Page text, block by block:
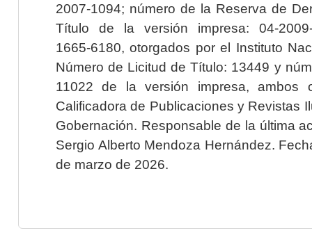
2007-1094; número de la Reserva de
Título de la versión impresa: 04-2009-
1665-6180, otorgados por el Instituto
Número de Licitud de Título: 13449 y
11022 de la versión impresa, ambos
Calificadora de Publicaciones y Revistas
Gobernación. Responsable de la última
Sergio Alberto Mendoza Hernández.
de marzo de 2026.